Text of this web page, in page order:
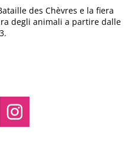
des Chèvres e la fiera
degli animali a partire dalle